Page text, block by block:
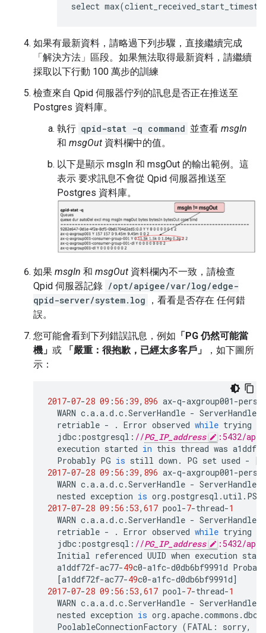
select
如果有最新資料，請略過下列步驟，直接繼續完成
「解決方法」區段。如果無法取得最新資料，請繼續
採取以下行動 100 萬步的訓練
檢查來自 Qpid 伺服器佇列的訊息是否正在推送至
Postgres 資料庫。
執行 qpid-stat -q command 並查看 msgIn
和 msgOut 資料欄中的值。
以下是顯示 msgIn 和 msgOut 的輸出範例。這
表示 要求訊息不會從 Qpid 伺服器推送至
Postgres 資料庫。
如果 msgIn 和 msgOut 資料欄內不一致，請檢查
Qpid 伺服器記錄 /opt/apigee/var/log/edge-
qpid-server/system.log
，看看是否存在 任何錯
誤。
您可能會看到下列錯誤訊息，例如 「PG 仍然可能當
機」 或 「嚴重：很抱歉，已經太多客戶」
，如下圖所
示：
2017-07-28 09 : 56 :39, 896 ax-q-axgroup001 -
WARN c.a.a.d .c.ServerHandle - ServerHandle
retriable - . Error observed while trying
jdbc :postgresql : //PG_IP_address
:5432/
execution started in this thread was
Probably PG is still down . PG set used - [
2017-07-28 09 : 56 :39, 896 ax-q-axgroup001 -
WARN c.a.a.d .c.ServerHandle - ServerHandle
nested exception is org .postgresql .util .
2017-07-28 09 : 56 : 53, 617 pool-7-thread-1
WARN c.a.a.d .c.ServerHandle - ServerHandle
retriable - . Error observed while trying
jdbc :postgresql : //PG_IP_address
:5432/
Initial referenced UUID when execution
a1ddf72f-ac77-49c0-a1fc-d0db6bf9991d
[a1ddf72f-ac77-49c0-a1fc-d0db6bf9991d]
2017-07-28 09 : 56 : 53, 617 pool-7-thread-1
WARN c.a.a.d .c.ServerHandle - ServerHandle
nested exception is org .apache.commons .dbcp
PoolableConnectionFactory (FATAL : sorry,